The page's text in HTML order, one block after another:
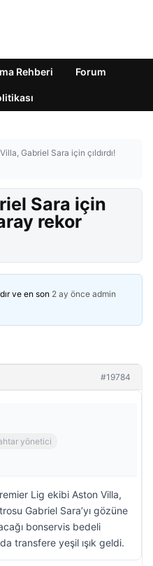
Rehberi Forum
Gabriel Sara için çıldırdı!
Sara için
rekor
ve en son 2 ay önce admin
#19784
yönetici
Lig ekibi Aston Villa,
Gabriel Sara’yı gözüne
bonservis bedeli
transfere yeşil ışık geldi.